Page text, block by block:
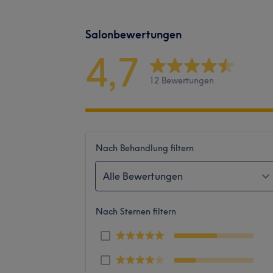
Salonbewertungen
4,7 12 Bewertungen
Nach Behandlung filtern
Alle Bewertungen
Nach Sternen filtern